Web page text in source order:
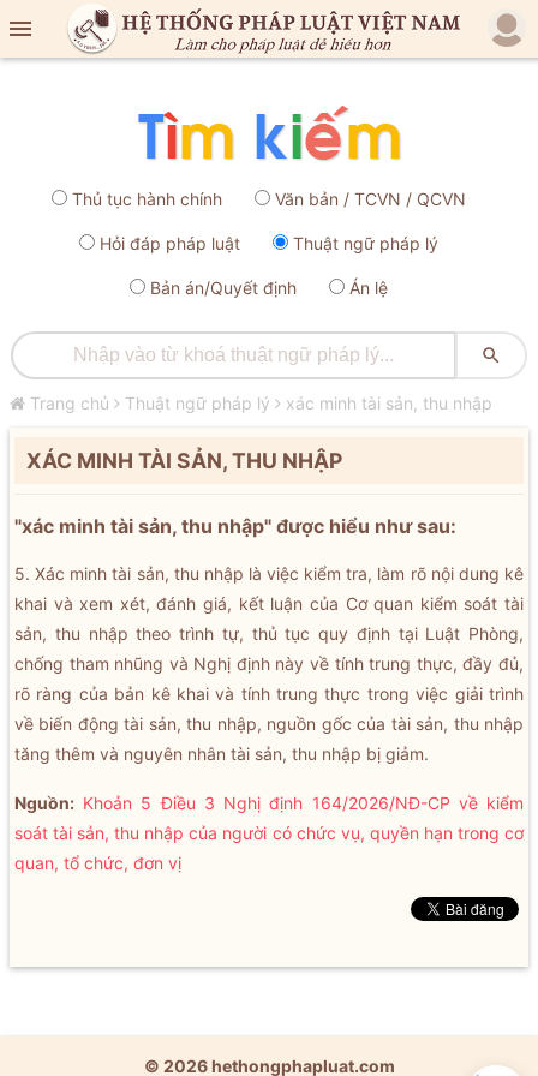

Thủ tục hành chính Văn bản / TCVN / QCVN
Hỏi đáp pháp luật Thuật ngữ pháp lý
Bản án/Quyết định Án lệ

Trang chủ Thuật ngữ pháp lý xác minh tài sản, thu nhập
XÁC MINH TÀI SẢN, THU NHẬP
"xác minh tài sản, thu nhập" được hiểu như sau:
5. Xác minh tài sản, thu nhập là việc kiểm tra, làm rõ nội dung kê
khai và xem xét, đánh giá, kết luận của Cơ quan kiểm soát tài
sản, thu nhập theo trình tự, thủ tục quy định tại Luật Phòng,
chống tham nhũng và Nghị định này về tính trung thực, đầy đủ,
rõ ràng của bản kê khai và tính trung thực trong việc giải trình
về biến động tài sản, thu nhập, nguồn gốc của tài sản, thu nhập
tăng thêm và nguyên nhân tài sản, thu nhập bị giảm.
Nguồn: Khoản 5 Điều 3 Nghị định 164/2026/NĐ-CP về kiểm
soát tài sản, thu nhập của người có chức vụ, quyền hạn trong cơ
quan, tổ chức, đơn vị
© 2026 hethongphapluat.com